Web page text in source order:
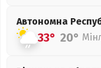
Автономна
33° 20°